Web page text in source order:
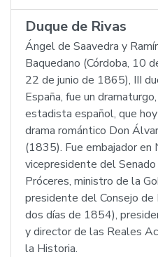
Duque de Rivas
Ángel de Saavedra y
Baquedano (Córdoba, 10
22 de junio de 1865), III
España, fue un
estadista español, que
drama romántico Don
(1835). Fue embajador en
vicepresidente del
Próceres, ministro de la
presidente del Consejo
dos días de 1854),
y director de las Reales
la Historia.